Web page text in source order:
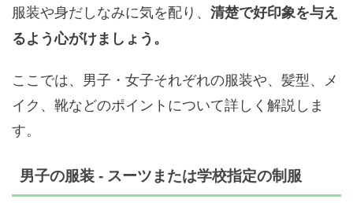
服装や身だしなみに気を配り、 清楚で好印象を与え
るよう心がけましょう。
ここでは、男子・女子それぞれの服装や、髪型、メ
イク、靴などのポイントについて詳しく解説しま
す。
男子の服装 - スーツまたは学校指定の制服